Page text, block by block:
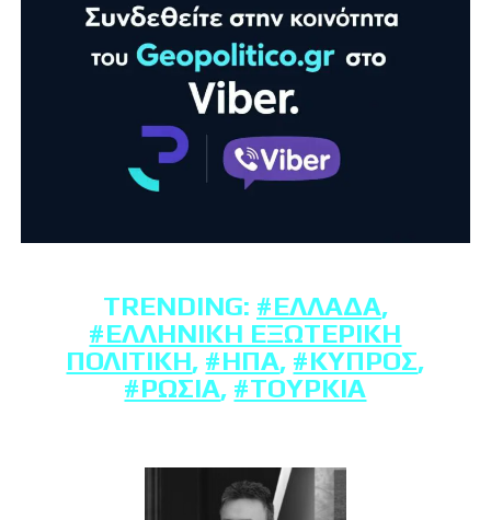
TRENDING: #ΕΛΛΆΔΑ,
#ΕΛΛΗΝΙΚΉ ΕΞΩΤΕΡΙΚΉ
ΠΟΛΙΤΙΚΉ, #ΗΠΑ, #ΚΎΠΡΟΣ,
#ΡΩΣΊΑ, #ΤΟΥΡΚΊΑ